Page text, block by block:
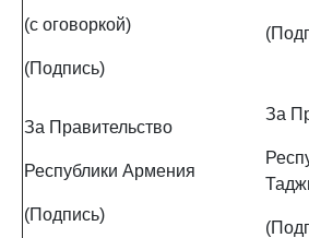
(с оговоркой)
(Подпись)
За Правительство
Республики Армения
(Подпись)
За